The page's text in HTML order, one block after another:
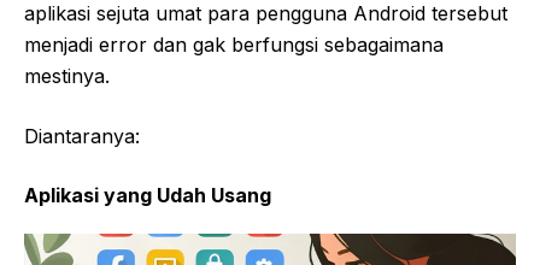
aplikasi sejuta umat para pengguna Android tersebut
menjadi error dan gak berfungsi sebagaimana
mestinya.
Diantaranya:
Aplikasi yang Udah Usang